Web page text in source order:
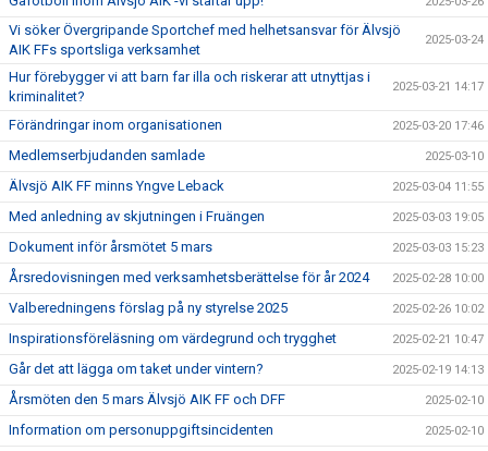
Vi söker Övergripande Sportchef med helhetsansvar för Älvsjö
AIK FFs sportsliga verksamhet
2025-03-24
Hur förebygger vi att barn far illa och riskerar att utnyttjas i
kriminalitet?
2025-03-21 14:17
Förändringar inom organisationen 2025-03-20 17:46
Medlemserbjudanden samlade 2025-03-10
Älvsjö AIK FF minns Yngve Leback 2025-03-04 11:55
Med anledning av skjutningen i Fruängen 2025-03-03 19:05
Dokument inför årsmötet 5 mars 2025-03-03 15:23
Årsredovisningen med verksamhetsberättelse för år 2024 2025-02-28 10:00
Valberedningens förslag på ny styrelse 2025 2025-02-26 10:02
Inspirationsföreläsning om värdegrund och trygghet 2025-02-21 10:47
Går det att lägga om taket under vintern? 2025-02-19 14:13
Årsmöten den 5 mars Älvsjö AIK FF och DFF 2025-02-10
Information om personuppgiftsincidenten 2025-02-10